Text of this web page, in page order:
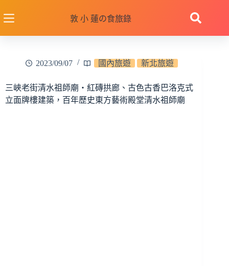
至
敦 小 蓮の食旅錄
2023/09/07 國內旅遊 新北旅遊
三峽老街清水祖師廟‧紅磚拱廊、古色古香巴洛克式
立面牌樓建築，百年歷史東方藝術殿堂清水祖師廟